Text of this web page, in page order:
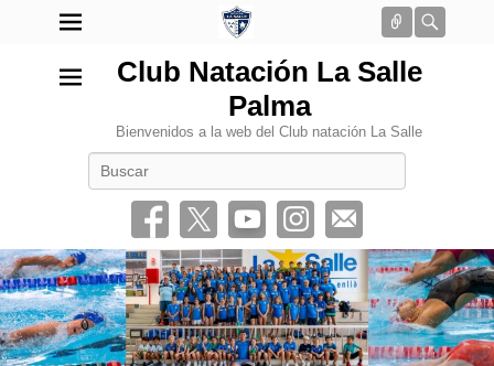
Conectar
Club Natación La Salle
Palma
Bienvenidos a la web del Club natación La Salle